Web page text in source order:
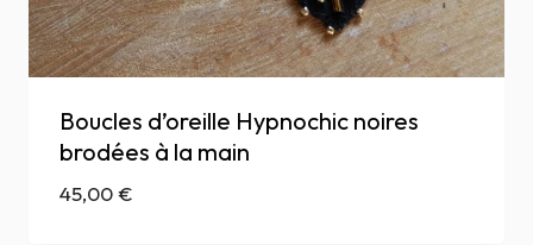
Boucles d’oreille Hypnochic noires
brodées à la main
45,00€